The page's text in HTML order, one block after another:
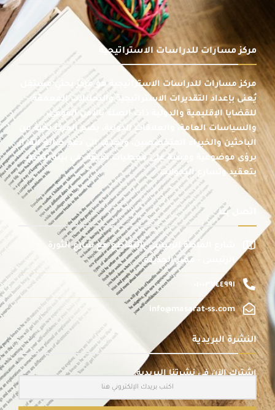
مركز مسارات للدراسات الاستراتيجية
مركز مسارات للدراسات الاستراتيجية هو مركز بحثي مستقل
يُعنى بإعداد التقديرات الاستراتيجية والتحليلات المعمقة
للقضايا الإقليمية والدولية ذات الصلة بالأمن القومي،
والسياسات العامة، والعلاقات الدولية، يضم المركز نخبة من
الباحثين والخبراء المتخصصين، ويهدف إلى دعم صانع القرار
برؤى موضوعية ومبنية على معطيات دقيقة، في بيئة تتسم
بتعقيد وتسارع التحولات.
اتصل بنا
شارع الماظة الرئيسى بالتقاطع مع شارع الثورة
الرئيسى - مصر الجديدة
٠١٠٠٣٧٤٤٩٩١
info@masarat-ss.com
النشرة البريدية
اشترك الآن في نشرتنا البريدية: